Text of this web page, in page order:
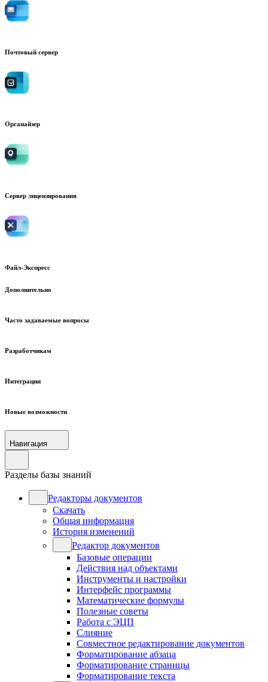
Почтовый сервер
Органайзер
Сервер лицензирования
Файл-Экспресс
Дополнительно
Часто задаваемые вопросы
Разработчикам
Интеграции
Новые возможности
Навигация
Разделы базы знаний
Редакторы документов
Скачать
Общая информация
История изменений
Редактор документов
Базовые операции
Действия над объектами
Инструменты и настройки
Интерфейс программы
Математические формулы
Полезные советы
Работа с ЭЦП
Слияние
Совместное редактирование документов
Форматирование абзаца
Форматирование страницы
Форматирование текста